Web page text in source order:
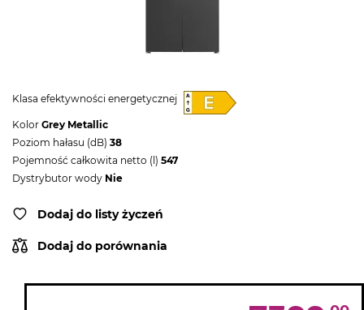
Klasa efektywności energetycznej
Kolor Grey Metallic
Poziom hałasu (dB) 38
Pojemność całkowita netto (l) 547
Dystrybutor wody Nie
Dodaj do listy życzeń
Dodaj do porównania